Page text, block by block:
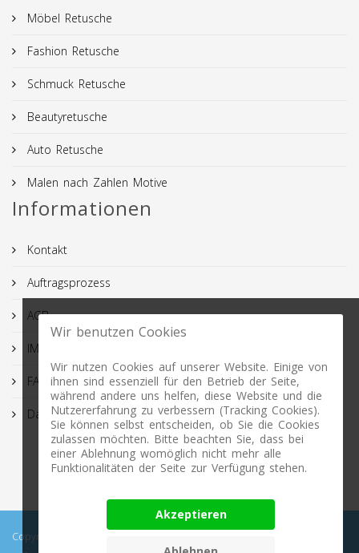
Möbel Retusche
Fashion Retusche
Schmuck Retusche
Beautyretusche
Auto Retusche
Malen nach Zahlen Motive
Informationen
Kontakt
Auftragsprozess
AGB
IMPRESSUM
FAQ
Datenschutz
Copyright © 2026 Profimasking.de. All rights reserved. Profimasking -
Wir benutzen Cookies
Wir nutzen Cookies auf unserer Website. Einige von
ihnen sind essenziell für den Betrieb der Seite,
während andere uns helfen, diese Website und die
Nutzererfahrung zu verbessern (Tracking Cookies).
Sie können selbst entscheiden, ob Sie die Cookies
zulassen möchten. Bitte beachten Sie, dass bei
einer Ablehnung womöglich nicht mehr alle
Funktionalitäten der Seite zur Verfügung stehen.
Akzeptieren